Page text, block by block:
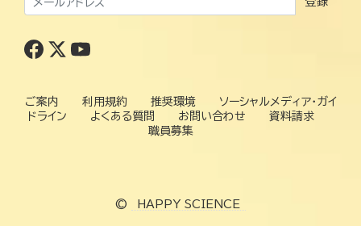
ご案内 利用規約 推奨環境
ソーシャルメディア・ガイ
ドライン
よくある質問 お問い合わせ
資料請求
職員募集
© HAPPY SCIENCE